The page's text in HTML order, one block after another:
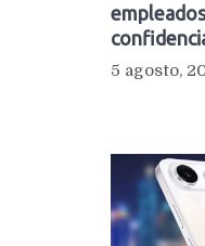
5 agosto,